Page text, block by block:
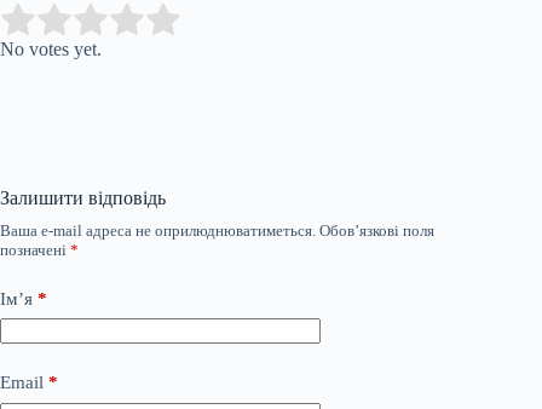
Rate this item:
No votes yet.
Залишити відповідь
Ваша e-mail адреса не оприлюднюватиметься. Обов’язкові поля
позначені *
Ім’я *
Email *